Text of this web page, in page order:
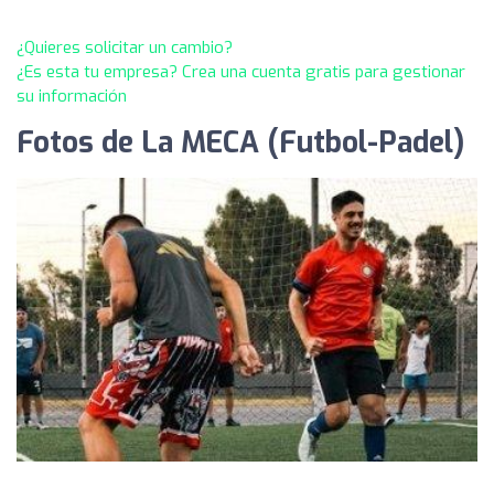
¿Quieres solicitar un cambio?
¿Es esta tu empresa? Crea una cuenta gratis para gestionar
su información
Fotos de La MECA (Futbol-Padel)